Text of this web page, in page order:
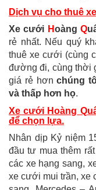
Dịch vụ cho thuê
Xe cưới Hoàng Q
rẻ nhất. Nếu quý
thuê xe cưới (cùng
đường đi, cùng thời
giá rẻ hơnchúng
và thấp hơn họ.
Xe cưới Hoàng Q
để chọn lựa.
Nhân dịp Kỷ niệm
đầu tư mua thêm
các xe hạng sang,
xe cưới mui trần, xe